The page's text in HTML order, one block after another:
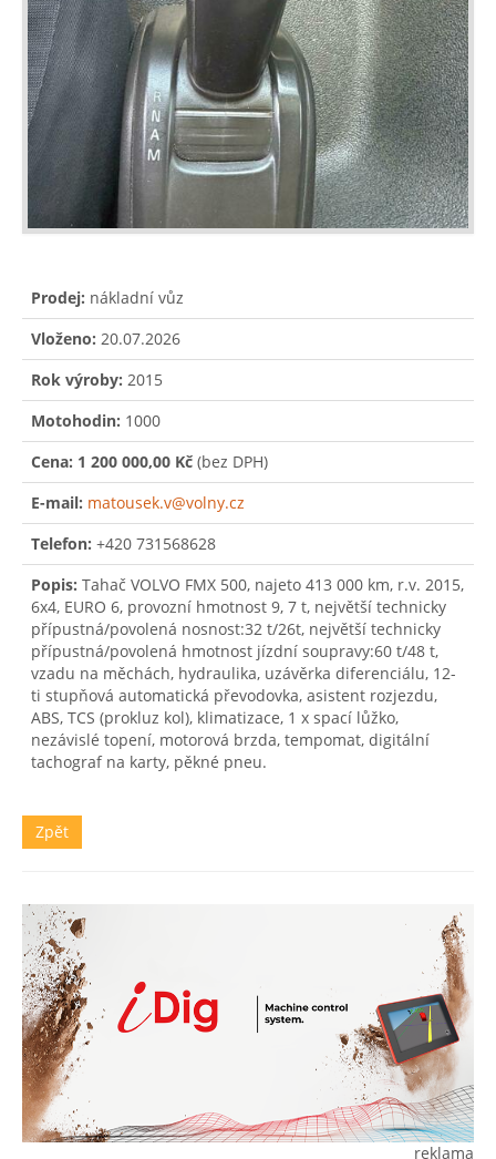
Prodej: nákladní vůz
Vloženo: 20.07.2026
Rok výroby: 2015
Motohodin: 1000
Cena: 1 200 000,00 Kč (bez DPH)
E-mail: matousek.v@volny.cz
Telefon: +420 731568628
Popis: Tahač VOLVO FMX 500, najeto 413 000 km, r.v. 2015,
6x4, EURO 6, provozní hmotnost 9, 7 t, největší technicky
přípustná/povolená nosnost:32 t/26t, největší technicky
přípustná/povolená hmotnost jízdní soupravy:60 t/48 t,
vzadu na měchách, hydraulika, uzávěrka diferenciálu, 12-
ti stupňová automatická převodovka, asistent rozjezdu,
ABS, TCS (prokluz kol), klimatizace, 1 x spací lůžko,
nezávislé topení, motorová brzda, tempomat, digitální
tachograf na karty, pěkné pneu.
Zpět
reklama